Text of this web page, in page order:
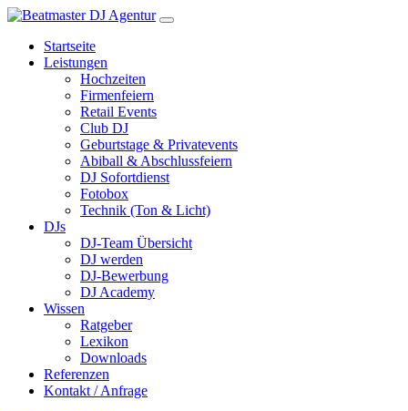
Startseite
Leistungen
Hochzeiten
Firmenfeiern
Retail Events
Club DJ
Geburtstage & Privatevents
Abiball & Abschlussfeiern
DJ Sofortdienst
Fotobox
Technik (Ton & Licht)
DJs
DJ-Team Übersicht
DJ werden
DJ-Bewerbung
DJ Academy
Wissen
Ratgeber
Lexikon
Downloads
Referenzen
Kontakt / Anfrage